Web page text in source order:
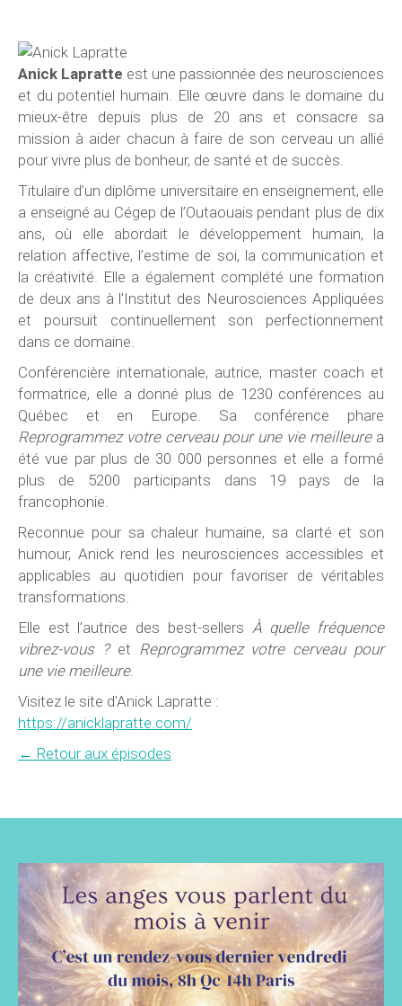
Anick Lapratte est une passionnée des neurosciences
et du potentiel humain. Elle œuvre dans le domaine du
mieux-être depuis plus de 20 ans et consacre sa
mission à aider chacun à faire de son cerveau un allié
pour vivre plus de bonheur, de santé et de succès.
Titulaire d’un diplôme universitaire en enseignement, elle
a enseigné au Cégep de l’Outaouais pendant plus de dix
ans, où elle abordait le développement humain, la
relation affective, l’estime de soi, la communication et
la créativité. Elle a également complété une formation
de deux ans à l’Institut des Neurosciences Appliquées
et poursuit continuellement son perfectionnement
dans ce domaine.
Conférencière internationale, autrice, master coach et
formatrice, elle a donné plus de 1230 conférences au
Québec et en Europe. Sa conférence phare
Reprogrammez votre cerveau pour une vie meilleurea
été vue par plus de 30 000 personnes et elle a formé
plus de 5200 participants dans 19 pays de la
francophonie.
Reconnue pour sa chaleur humaine, sa clarté et son
humour, Anick rend les neurosciences accessibles et
applicables au quotidien pour favoriser de véritables
transformations.
Elle est l’autrice des best-sellers À quelle fréquence
vibrez-vous ?et Reprogrammez votre cerveau pour
une vie meilleure.
Visitez le site d'Anick Lapratte :
https://anicklapratte.com/
← Retour aux épisodes